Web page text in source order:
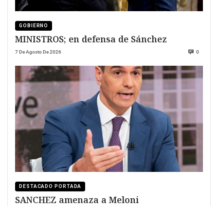
GOBIERNO
MINISTROS; en defensa de Sánchez
7 De Agosto De 2026 0
DESTACADO PORTADA
SANCHEZ amenaza a Meloni